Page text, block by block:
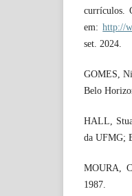
currículos.
em:http://
set. 2024.
GOMES,
Belo
HALL,
da UFMG;
MOURA,
1987.